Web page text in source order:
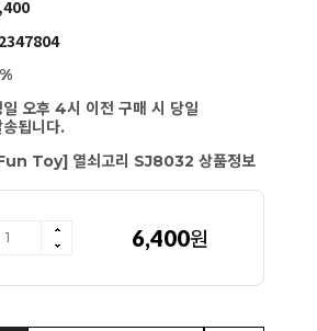
일 오후 4시 이전 구매 시 당일
송됩니다.
Toy] 열쇠고리 SJ8032 상품정보
SJ8032 6,400원